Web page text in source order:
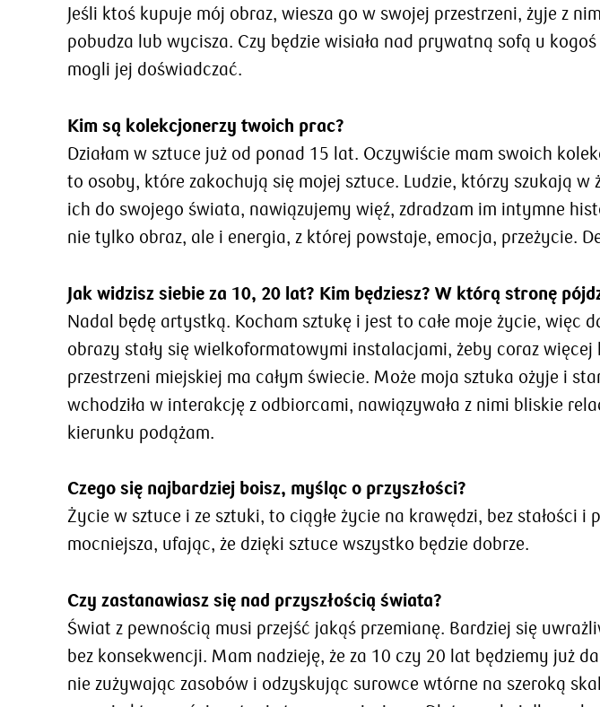
Jeśli ktoś kupuje mój obraz, wiesza go w swojej przestrzeni, żyje z
pobudza lub wycisza. Czy będzie wisiała nad prywatną sofą u
mogli jej doświadczać.
Kim są kolekcjonerzy twoich prac?
Działam w sztuce już od ponad 15 lat. Oczywiście mam swoich
to osoby, które zakochują się mojej sztuce. Ludzie, którzy szukają
ich do swojego świata, nawiązujemy więź, zdradzam im intymne
nie tylko obraz, ale i energia, z której powstaje, emocja, przeżycie.
Jak widzisz siebie za 10, 20 lat? Kim będziesz? W którą stronę
Nadal będę artystką. Kocham sztukę i jest to całe moje życie, więc
obrazy stały się wielkoformatowymi instalacjami, żeby coraz
przestrzeni miejskiej ma całym świecie. Może moja sztuka ożyje i
wchodziła w interakcję z odbiorcami, nawiązywała z nimi bliskie
kierunku podążam.
Czego się najbardziej boisz, myśląc o przyszłości?
Życie w sztuce i ze sztuki, to ciągłe życie na krawędzi, bez stałości
mocniejsza, ufając, że dzięki sztuce wszystko będzie dobrze.
Czy zastanawiasz się nad przyszłością świata?
Świat z pewnością musi przejść jakąś przemianę. Bardziej się
bez konsekwencji. Mam nadzieję, że za 10 czy 20 lat będziemy już
nie zużywając zasobów i odzyskując surowce wtórne na szeroką